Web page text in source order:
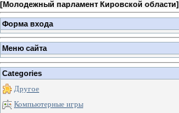
[Молодежный парламент Кировской области]
Форма входа
Меню сайта
Categories
Другое
Компьютерные игры